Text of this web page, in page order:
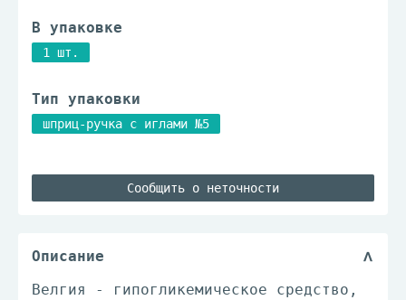
В упаковке
1 шт.
Тип упаковки
шприц-ручка с иглами №5
Сообщить о неточности
Описание
Велгия - гипогликемическое средство,